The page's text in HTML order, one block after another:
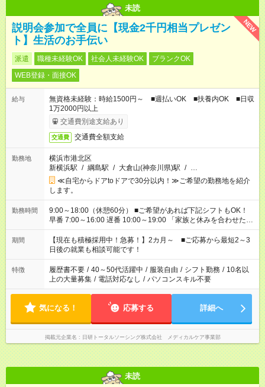
未読
NEW
説明会参加で全員に【現金2千円相当プレゼン
ト】生活のお手伝い
派遣 職種未経験OK 社会人未経験OK
ブランクOK
WEB登録・面接OK
給与
無資格未経験：時給1500円～ ■週払いOK ■扶養内OK ■日収
1万2000円以上
交通費別途支給あり
交通費 交通費全額支給
勤務地
横浜市港北区
新横浜駅 / 綱島駅 / 大倉山(神奈川県)駅 / …
≪自宅からドアtoドアで30分以内！≫ご希望の勤務地を紹介
します。
勤務時間
9:00～18:00（休憩60分） ■ご希望があれば下記シフトもOK！
早番 7:00～16:00 遅番 10:00～19:00 「家族と休みを合わせた
い」 「余裕を持って夕飯の準備がしたい」 「できれば残業はし
たくない」 など、ご希望を教えてくださいね。 ※Wワーク希望
の方へ 今ご覧のお仕事で希望する勤務時間と、もう1つのお仕事
の勤務時間。 合計で週40時間を超える場合は応募できません。
期間
【現在も積極採用中！急募！】2カ月～ ■ご応募から最短2～3
日後の就業も相談可能です！
特徴 履歴書不要 / 40～50代活躍中 / 服装自由 / シフト勤務 / 10名以
上の大量募集 / 電話対応なし / パソコンスキル不要
気になる！ 応募する 詳細へ
掲載元企業名 日研トータルソーシング株式会社 メディカルケア事業部
未読